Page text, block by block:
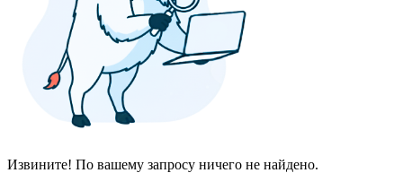
Извините! По вашему запросу ничего не найдено.